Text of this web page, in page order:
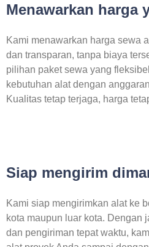
Menawarkan harga
Kami menawarkan harga sewa
dan transparan, tanpa biaya
pilihan paket sewa yang
kebutuhan alat dengan
Kualitas tetap terjaga, harga
Siap mengirim
Kami siap mengirimkan alat ke
kota maupun luar kota. Dengan
dan pengiriman tepat waktu,